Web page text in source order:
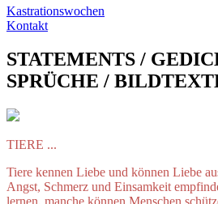
Kastrationswochen
Kontakt
STATEMENTS /
SPRÜCHE /
TIERE ...
Tiere kennen Liebe und können Liebe
Angst, Schmerz und Einsamkeit